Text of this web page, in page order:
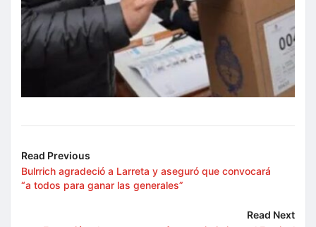
Read Previous
Bulrrich agradeció a Larreta y aseguró que convocará
“a todos para ganar las generales”
Read Next